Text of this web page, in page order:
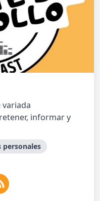
informar y
personales